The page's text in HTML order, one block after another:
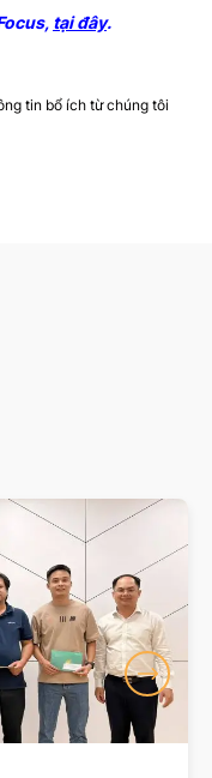
tại đây.
tin bổ ích từ chúng tôi​